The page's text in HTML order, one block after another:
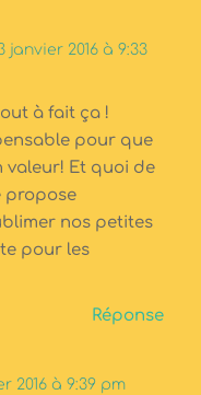
janvier 2016 à 9:33
à fait ça !
pour que
Et quoi de
propose
nos petites
pour les
Réponse
2016 à 9:39 pm